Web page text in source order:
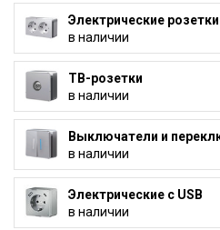
Электрические розетки
в наличии
ТВ-розетки
в наличии
Выключатели и
в наличии
Электрические с USB
в наличии